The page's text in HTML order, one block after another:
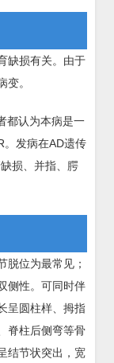
缺损有关。由于
。
都认为本病是一
。发病在AD遗传
损、并指、腭
脱位为最常见；
侧性。可同时伴
呈圆柱样、拇指
脊柱后侧弯等骨
结节状突出，宽